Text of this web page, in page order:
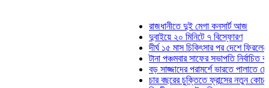
রাজধানীতে দুই মেগা কনসার্ট আজ
দুবাইয়ে ২০ মিনিটে ৭ বিস্ফোরণ
দীর্ঘ ১৫ মাস চিকিৎসার পর দেশে ফিরলেন
টানা পঞ্চমবার সাফের সভাপতি নির্বাচিত কাজী
বড় সাজ্জাদের পরামর্শে ভারতে পালাতে
চার বছরের চুক্তিতে ফ্রান্সের নতুন কোচ জিদান